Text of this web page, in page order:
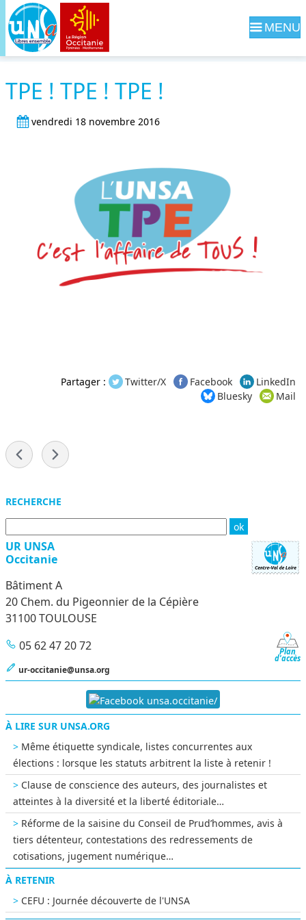
TPE ! TPE ! TPE !
vendredi 18 novembre 2016
Partager : Twitter/X Facebook
LinkedIn
Bluesky
Mail
Menu
RECHERCHE
UR UNSA
Occitanie
Bâtiment A
20 Chem. du Pigeonnier de la Cépière
31100 TOULOUSE
Plan
d'accès
05 62 47 20 72
ur-occitanie@unsa.org
unsa.occitanie/
À LIRE SUR UNSA.ORG
Même étiquette syndicale, listes concurrentes aux
élections : lorsque les statuts arbitrent la liste à retenir !
Clause de conscience des auteurs, des journalistes et
atteintes à la diversité et la liberté éditoriale…
Réforme de la saisine du Conseil de Prud’hommes, avis à
tiers détenteur, contestations des redressements de
cotisations, jugement numérique…
À RETENIR
CEFU : Journée découverte de l'UNSA